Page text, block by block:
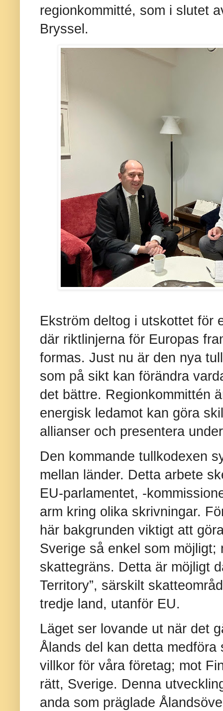
regionkommitté, som i slutet
Bryssel.
Ekström deltog i utskottet för
där riktlinjerna för Europas
formas. Just nu är den nya
som på sikt kan förändra
det bättre. Regionkommittén
energisk ledamot kan göra
allianser och presentera
Den kommande tullkodexen
mellan länder. Detta arbete
EU-parlamentet, -
arm kring olika skrivningar.
här bakgrunden viktigt att
Sverige så enkel som möjligt;
skattegräns. Detta är möjligt
Territory”, särskilt
tredje land, utanför EU.
Läget ser lovande ut när det
Ålands del kan detta
villkor för våra företag; mot
rätt, Sverige. Denna
anda som präglade